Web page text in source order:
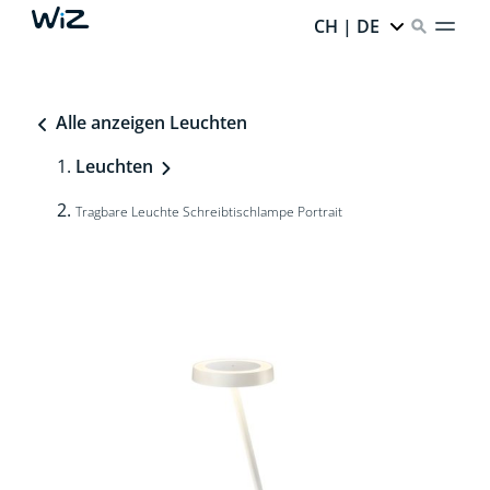
CH | DE
Alle anzeigen Leuchten
Leuchten
Tragbare Leuchte Schreibtischlampe Portrait